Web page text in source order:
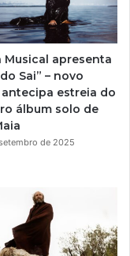
Musical apresenta
Sai” – novo
estreia do
álbum solo de
de 2025